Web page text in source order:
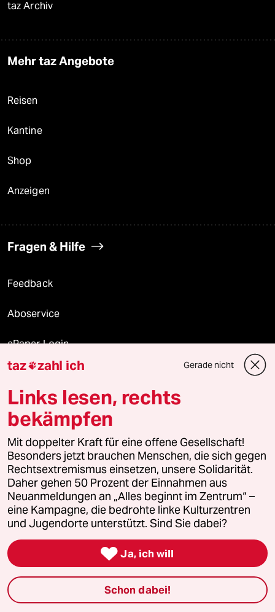
taz Archiv
Mehr taz Angebote
Reisen
Kantine
Shop
Anzeigen
Fragen & Hilfe
Feedback
Aboservice
ePaper Login
Downloads für Abonnierende
© 2026 taz Verlags und Vertriebs GmbH
Alle Rechte vorbehalten. Bei rechtlichen Fragen oder für Genehmigungen
wenden Sie sich bitte an
lizenzen@taz.de
Feedback Redaktionsstatut Kommune-Richtlinien
Leitlinie Informant Datenschutz Impressum AGB
Seitenwende Einwilligungen widerrufen (Ads)
taz zahl ich Gerade nicht
Links lesen, rechts
bekämpfen
Mit doppelter Kraft für eine offene Gesellschaft!
Besonders jetzt brauchen Menschen, die sich gegen
Rechtsextremismus einsetzen, unsere Solidarität.
Daher gehen 50 Prozent der Einnahmen aus
Neuanmeldungen an „Alles beginnt im Zentrum“ –
eine Kampagne, die bedrohte linke Kulturzentren
und Jugendorte unterstützt. Sind Sie dabei?
 Ja, ich will
Schon dabei!